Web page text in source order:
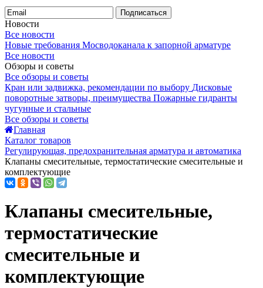
Подписаться
Новости
Все новости
Новые требования Мосводоканала к запорной арматуре
Все новости
Обзоры и советы
Все обзоры и советы
Кран или задвижка, рекомендации по выбору Дисковые
поворотные затворы, преимущества Пожарные гидранты
чугунные и стальные
Все обзоры и советы
Главная
Каталог товаров
Регулирующая, предохранительная арматура и автоматика
Клапаны смесительные, термостатические смесительные и
комплектующие
Клапаны смесительные,
термостатические
смесительные и
комплектующие